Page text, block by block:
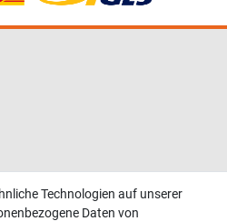
und Beratung unter:
Technologien auf unserer
Daten von